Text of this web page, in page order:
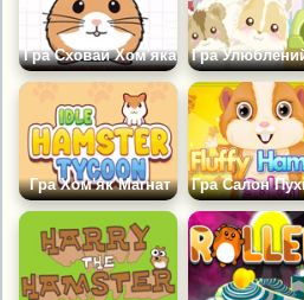
Гра Сховай Хом'яка
Гра Хом'як Магнат